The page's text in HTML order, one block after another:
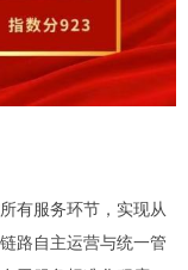
有服务环节，实现从
路自主运营与统一管